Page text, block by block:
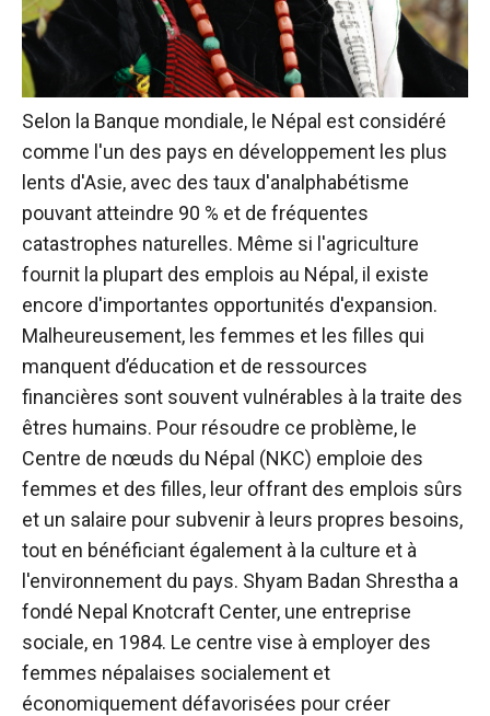
Selon la Banque mondiale, le Népal est considéré
comme l'un des pays en développement les plus
lents d'Asie, avec des taux d'analphabétisme
pouvant atteindre 90 % et de fréquentes
catastrophes naturelles. Même si l'agriculture
fournit la plupart des emplois au Népal, il existe
encore d'importantes opportunités d'expansion.
Malheureusement, les femmes et les filles qui
manquent d’éducation et de ressources
financières sont souvent vulnérables à la traite des
êtres humains. Pour résoudre ce problème, le
Centre de nœuds du Népal (NKC) emploie des
femmes et des filles, leur offrant des emplois sûrs
et un salaire pour subvenir à leurs propres besoins,
tout en bénéficiant également à la culture et à
l'environnement du pays. Shyam Badan Shrestha a
fondé Nepal Knotcraft Center, une entreprise
sociale, en 1984. Le centre vise à employer des
femmes népalaises socialement et
économiquement défavorisées pour créer